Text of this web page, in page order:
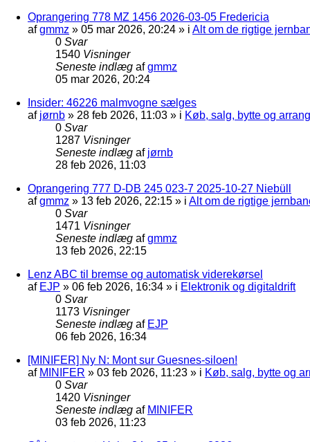
Oprangering 778 MZ 1456 2026-03-05 Fredericia
afgmmz » 05 mar 2026, 20:24 » i Alt om de rigtige
0 Svar
1540 Visninger
Seneste indlæg afgmmz
05 mar 2026, 20:24
Insider: 46226 malmvogne sælges
af jørnb » 28 feb 2026, 11:03 » i Køb, salg, bytte og
0 Svar
1287 Visninger
Seneste indlæg af jørnb
28 feb 2026, 11:03
Oprangering 777 D-DB 245 023-7 2025-10-27 Niebüll
afgmmz » 13 feb 2026, 22:15 » i Alt om de rigtige
0 Svar
1471 Visninger
Seneste indlæg afgmmz
13 feb 2026, 22:15
Lenz ABC til bremse og automatisk viderekørsel
af EJP » 06 feb 2026, 16:34 » i Elektronik og digitaldrift
0 Svar
1173 Visninger
Seneste indlæg af EJP
06 feb 2026, 16:34
[MINIFER] Ny N: Mont sur Guesnes-siloen!
af MINIFER » 03 feb 2026, 11:23 » i Køb, salg, bytte og
0 Svar
1420 Visninger
Seneste indlæg af MINIFER
03 feb 2026, 11:23